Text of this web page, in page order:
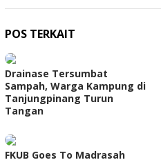
POS TERKAIT
Drainase Tersumbat
Sampah, Warga Kampung di
Tanjungpinang Turun
Tangan
FKUB Goes To Madrasah